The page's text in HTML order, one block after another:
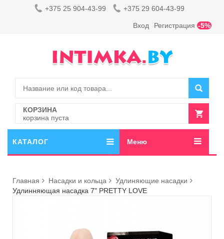
+375 25 904-43-99 +375 29 604-43-99
Регистрация -5%
Вход
КОРЗИНА
корзина пуста
КАТАЛОГ Меню
Главная Насадки и кольца
Удлиняющие насадки
Удлинняющая насадка 7" PRETTY LOVE